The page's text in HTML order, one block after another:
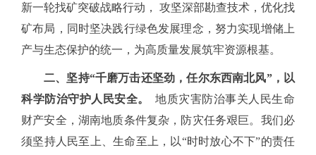
新一轮找矿突破战略行动， 攻坚深部勘查技术，优化找
矿布局，同时坚决践行绿色发展理念，努力实现增储上
产与生态保护的统一，为高质量发展筑牢资源根基。
二、坚持“千磨万击还坚劲，任尔东西南北风”，以
科学防治守护人民安全。 地质灾害防治事关人民生命
财产安全，湖南地质条件复杂，防灾任务艰巨。我们必
须坚持人民至上、生命至上，以“时时放心不下”的责任